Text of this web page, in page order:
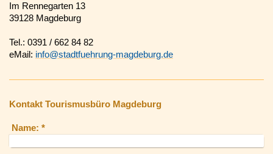
Im Rennegarten 13
39128 Magdeburg
Tel.: 0391 / 662 84 82
eMail: info@stadtfuehrung-magdeburg.de
Kontakt Tourismusbüro Magdeburg
Name: *